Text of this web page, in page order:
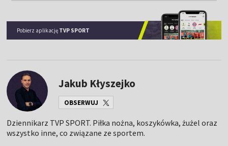
Pobierz aplikację TVP SPORT
Jakub Kłyszejko
OBSERWUJ
Dziennikarz TVP SPORT. Piłka nożna, koszykówka, żużel oraz
wszystko inne, co związane ze sportem.